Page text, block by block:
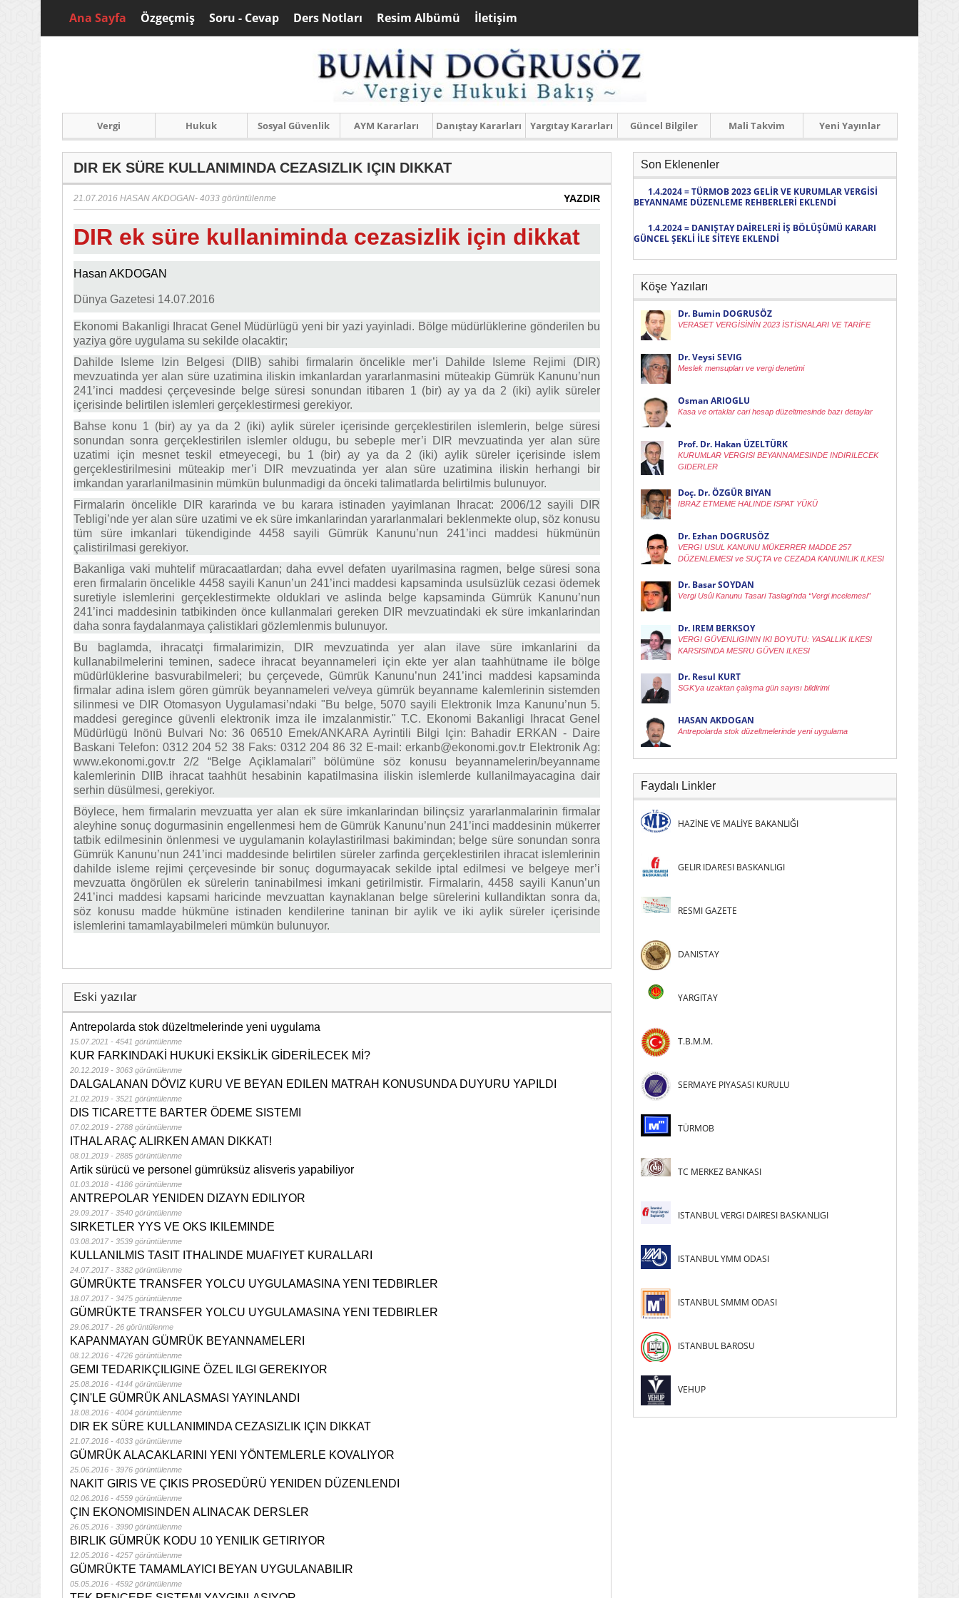
Ana Sayfa Özgeçmiş Soru - Cevap Ders Notları Resim Albümü İletişim
Vergi Hukuk Sosyal Güvenlik AYM Kararları Danıştay Kararları Yargıtay Kararları Güncel Bilgiler Mali Takvim Yeni Yayınlar
DIR EK SÜRE KULLANIMINDA CEZASIZLIK IÇIN DIKKAT
21.07.2016 HASAN AKDOGAN- 4033 görüntülenme YAZDIR
DIR ek süre kullaniminda cezasizlik için dikkat
Hasan AKDOGAN
Dünya Gazetesi 14.07.2016
Ekonomi Bakanligi Ihracat Genel Müdürlügü yeni bir yazi yayinladi. Bölge müdürlüklerine gönderilen bu
yaziya göre uygulama su sekilde olacaktir;
Dahilde Isleme Izin Belgesi (DIIB) sahibi firmalarin öncelikle mer’i Dahilde Isleme Rejimi (DIR)
mevzuatinda yer alan süre uzatimina iliskin imkanlardan yararlanmasini müteakip Gümrük Kanunu’nun
241’inci maddesi çerçevesinde belge süresi sonundan itibaren 1 (bir) ay ya da 2 (iki) aylik süreler
içerisinde belirtilen islemleri gerçeklestirmesi gerekiyor.
Bahse konu 1 (bir) ay ya da 2 (iki) aylik süreler içerisinde gerçeklestirilen islemlerin, belge süresi
sonundan sonra gerçeklestirilen islemler oldugu, bu sebeple mer’i DIR mevzuatinda yer alan süre
uzatimi için mesnet teskil etmeyecegi, bu 1 (bir) ay ya da 2 (iki) aylik süreler içerisinde islem
gerçeklestirilmesini müteakip mer’i DIR mevzuatinda yer alan süre uzatimina iliskin herhangi bir
imkandan yararlanilmasinin mümkün bulunmadigi da önceki talimatlarda belirtilmis bulunuyor.
Firmalarin öncelikle DIR kararinda ve bu karara istinaden yayimlanan Ihracat: 2006/12 sayili DIR
Tebligi’nde yer alan süre uzatimi ve ek süre imkanlarindan yararlanmalari beklenmekte olup, söz konusu
tüm süre imkanlari tükendiginde 4458 sayili Gümrük Kanunu’nun 241’inci maddesi hükmünün
çalistirilmasi gerekiyor.
Bakanliga vaki muhtelif müracaatlardan; daha evvel defaten uyarilmasina ragmen, belge süresi sona
eren firmalarin öncelikle 4458 sayili Kanun’un 241’inci maddesi kapsaminda usulsüzlük cezasi ödemek
suretiyle islemlerini gerçeklestirmekte olduklari ve aslinda belge kapsaminda Gümrük Kanunu’nun
241’inci maddesinin tatbikinden önce kullanmalari gereken DIR mevzuatindaki ek süre imkanlarindan
daha sonra faydalanmaya çalistiklari gözlemlenmis bulunuyor.
Bu baglamda, ihracatçi firmalarimizin, DIR mevzuatinda yer alan ilave süre imkanlarini da
kullanabilmelerini teminen, sadece ihracat beyannameleri için ekte yer alan taahhütname ile bölge
müdürlüklerine basvurabilmeleri; bu çerçevede, Gümrük Kanunu’nun 241’inci maddesi kapsaminda
firmalar adina islem gören gümrük beyannameleri ve/veya gümrük beyanname kalemlerinin sistemden
silinmesi ve DIR Otomasyon Uygulamasi’ndaki "Bu belge, 5070 sayili Elektronik Imza Kanunu’nun 5.
maddesi geregince güvenli elektronik imza ile imzalanmistir." T.C. Ekonomi Bakanligi Ihracat Genel
Müdürlügü Inönü Bulvari No: 36 06510 Emek/ANKARA Ayrintili Bilgi Için: Bahadir ERKAN - Daire
Baskani Telefon: 0312 204 52 38 Faks: 0312 204 86 32 E-mail:erkanb@ekonomi.gov.tr Elektronik Ag:
www.ekonomi.gov.tr 2/2 “Belge Açiklamalari” bölümüne söz konusu beyannamelerin/beyanname
kalemlerinin DIIB ihracat taahhüt hesabinin kapatilmasina iliskin islemlerde kullanilmayacagina dair
serhin düsülmesi, gerekiyor.
Böylece, hem firmalarin mevzuatta yer alan ek süre imkanlarindan bilinçsiz yararlanmalarinin firmalar
aleyhine sonuç dogurmasinin engellenmesi hem de Gümrük Kanunu’nun 241’inci maddesinin mükerrer
tatbik edilmesinin önlenmesi ve uygulamanin kolaylastirilmasi bakimindan; belge süre sonundan sonra
Gümrük Kanunu’nun 241’inci maddesinde belirtilen süreler zarfinda gerçeklestirilen ihracat islemlerinin
dahilde isleme rejimi çerçevesinde bir sonuç dogurmayacak sekilde iptal edilmesi ve belgeye mer’i
mevzuatta öngörülen ek sürelerin taninabilmesi imkani getirilmistir. Firmalarin, 4458 sayili Kanun’un
241’inci maddesi kapsami haricinde mevzuattan kaynaklanan belge sürelerini kullandiktan sonra da,
söz konusu madde hükmüne istinaden kendilerine taninan bir aylik ve iki aylik süreler içerisinde
islemlerini tamamlayabilmeleri mümkün bulunuyor.
Eski yazılar
Antrepolarda stok düzeltmelerinde yeni uygulama
15.07.2021 - 4541 görüntülenme
KUR FARKINDAKİ HUKUKİ EKSİKLİK GİDERİLECEK Mİ?
20.12.2019 - 3063 görüntülenme
DALGALANAN DÖVIZ KURU VE BEYAN EDILEN MATRAH KONUSUNDA DUYURU YAPILDI
21.02.2019 - 3521 görüntülenme
DIS TICARETTE BARTER ÖDEME SISTEMI
07.02.2019 - 2788 görüntülenme
ITHAL ARAÇ ALIRKEN AMAN DIKKAT!
08.01.2019 - 2885 görüntülenme
Artik sürücü ve personel gümrüksüz alisveris yapabiliyor
01.03.2018 - 4186 görüntülenme
ANTREPOLAR YENIDEN DIZAYN EDILIYOR
29.09.2017 - 3540 görüntülenme
SIRKETLER YYS VE OKS IKILEMINDE
03.08.2017 - 3539 görüntülenme
KULLANILMIS TASIT ITHALINDE MUAFIYET KURALLARI
24.07.2017 - 3382 görüntülenme
GÜMRÜKTE TRANSFER YOLCU UYGULAMASINA YENI TEDBIRLER
18.07.2017 - 3475 görüntülenme
GÜMRÜKTE TRANSFER YOLCU UYGULAMASINA YENI TEDBIRLER
29.06.2017 - 26 görüntülenme
KAPANMAYAN GÜMRÜK BEYANNAMELERI
08.12.2016 - 4726 görüntülenme
GEMI TEDARIKÇILIGINE ÖZEL ILGI GEREKIYOR
25.08.2016 - 4144 görüntülenme
ÇIN'LE GÜMRÜK ANLASMASI YAYINLANDI
18.08.2016 - 4004 görüntülenme
DIR EK SÜRE KULLANIMINDA CEZASIZLIK IÇIN DIKKAT
21.07.2016 - 4033 görüntülenme
GÜMRÜK ALACAKLARINI YENI YÖNTEMLERLE KOVALIYOR
25.06.2016 - 3976 görüntülenme
NAKIT GIRIS VE ÇIKIS PROSEDÜRÜ YENIDEN DÜZENLENDI
02.06.2016 - 4559 görüntülenme
ÇIN EKONOMISINDEN ALINACAK DERSLER
26.05.2016 - 3990 görüntülenme
BIRLIK GÜMRÜK KODU 10 YENILIK GETIRIYOR
12.05.2016 - 4257 görüntülenme
GÜMRÜKTE TAMAMLAYICI BEYAN UYGULANABILIR
05.05.2016 - 4592 görüntülenme
Son Eklenenler
1.4.2024 = TÜRMOB 2023 GELİR VE KURUMLAR VERGİSİ
BEYANNAME DÜZENLEME REHBERLERİ EKLENDİ
1.4.2024 = DANIŞTAY DAİRELERİ İŞ BÖLÜŞÜMÜ KARARI
GÜNCEL ŞEKLİ İLE SİTEYE EKLENDİ
Köşe Yazıları
Dr. Bumin DOGRUSÖZ
VERASET VERGİSİNİN 2023 İSTİSNALARI VE TARİFE
Dr. Veysi SEVIG
Meslek mensupları ve vergi denetimi
Osman ARIOGLU
Kasa ve ortaklar cari hesap düzeltmesinde bazı detaylar
Prof. Dr. Hakan ÜZELTÜRK
KURUMLAR VERGISI BEYANNAMESINDE INDIRILECEK
GIDERLER
Doç. Dr. ÖZGÜR BIYAN
IBRAZ ETMEME HALINDE ISPAT YÜKÜ
Dr. Ezhan DOGRUSÖZ
VERGI USUL KANUNU MÜKERRER MADDE 257
DÜZENLEMESI ve SUÇTA ve CEZADA KANUNILIK ILKESI
Dr. Basar SOYDAN
Vergi Usûl Kanunu Tasari Taslagi'nda “Vergi incelemesi”
Dr. IREM BERKSOY
VERGI GÜVENLIGININ IKI BOYUTU: YASALLIK ILKESI
KARSISINDA MESRU GÜVEN ILKESI
Dr. Resul KURT
SGK’ya uzaktan çalışma gün sayısı bildirimi
HASAN AKDOGAN
Antrepolarda stok düzeltmelerinde yeni uygulama
Faydalı Linkler
HAZİNE VE MALİYE BAKANLIĞI
GELIR IDARESI BASKANLIGI
RESMI GAZETE
DANISTAY
YARGITAY
T.B.M.M.
SERMAYE PIYASASI KURULU
TÜRMOB
TC MERKEZ BANKASI
ISTANBUL VERGI DAIRESI BASKANLIGI
ISTANBUL YMM ODASI
ISTANBUL SMMM ODASI
ISTANBUL BAROSU
VEHUP